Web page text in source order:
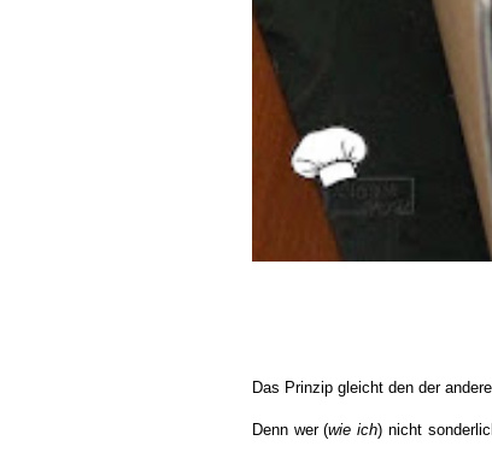
Das Prinzip gleicht den der
Denn wer (wie ich) nicht